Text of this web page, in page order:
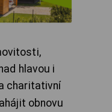
hlavou i
charitativní
obnovu